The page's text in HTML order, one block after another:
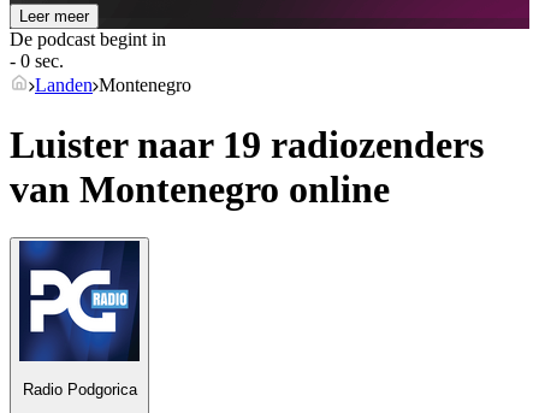
Leer meer
De podcast begint in
- 0 sec.
Landen Montenegro
Luister naar 19 radiozenders
van Montenegro online
Radio Podgorica